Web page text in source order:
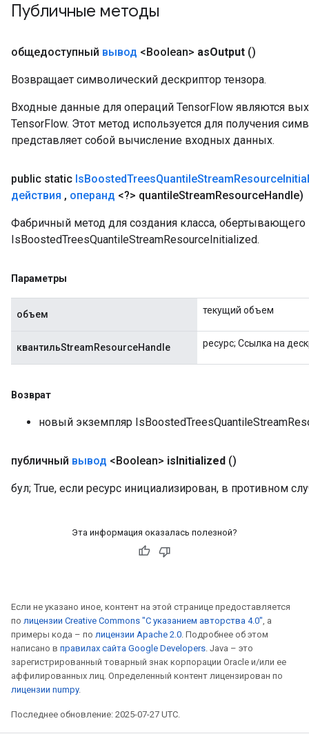
Публичные методы
общедоступный вывод <Boolean> asOutput ()
Возвращает символический дескриптор тензора.
Входные данные для операций TensorFlow являются
TensorFlow. Этот метод используется для получения
представляет собой вычисление входных данных.
public static IsBoostedTreesQuantileStreamResource
действия , операнд <?> quantileStreamResourceHandle)
Фабричный метод для создания класса,
IsBoostedTreesQuantileStreamResourceInitialized.
Параметры
объем текущий объем
квантильStreamResourceHandle ресурс; Ссылка на
Возврат
новый экземпляр
публичный вывод <Boolean> isInitialized ()
бул; True, если ресурс инициализирован, в противном
Эта информация оказалась полезной?
Если не указано иное, контент на этой странице предоставляется
по лицензии Creative Commons "С указанием авторства 4.0", а
примеры кода – по лицензии Apache 2.0. Подробнее об этом
написано в правилах сайта Google Developers. Java – это
зарегистрированный товарный знак корпорации Oracle и/или ее
аффилированных лиц. Определенный контент лицензирован по
лицензии numpy.
Последнее обновление: 2025-07-27 UTC.